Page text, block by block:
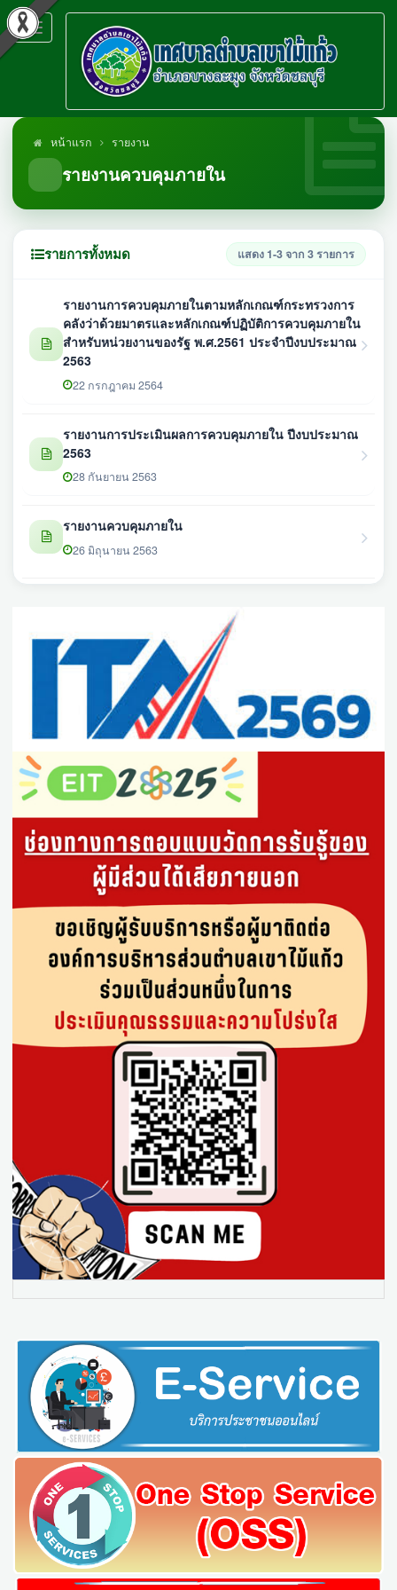
Toggle
navigation
หน้าแรก รายงาน
รายงานควบคุมภายใน
รายการทั้งหมด แสดง 1-3 จาก 3 รายการ
รายงานการควบคุมภายในตามหลักเกณฑ์กระทรวงการ
คลังว่าด้วยมาตรและหลักเกณฑ์ปฏิบัติการควบคุมภายใน
สำหรับหน่วยงานของรัฐ พ.ศ.2561 ประจำปีงบประมาณ
2563
22 กรกฎาคม 2564
รายงานการประเมินผลการควบคุมภายใน ปีงบประมาณ
2563
28 กันยายน 2563
รายงานควบคุมภายใน
26 มิถุนายน 2563